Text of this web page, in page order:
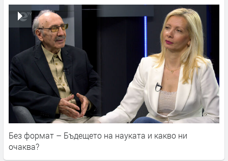
Без формат – Бъдещето на науката и какво ни
очаква?